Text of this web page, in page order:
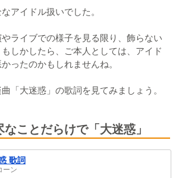
アイドル扱いでした。
ライブでの様子を見る限り、飾らない
しかしたら、ご本人としては、アイド
ったのかもしれませんね。
「大迷惑」の歌詞を見てみましょう。
ことだらけで「大迷惑」
歌詞
ーン